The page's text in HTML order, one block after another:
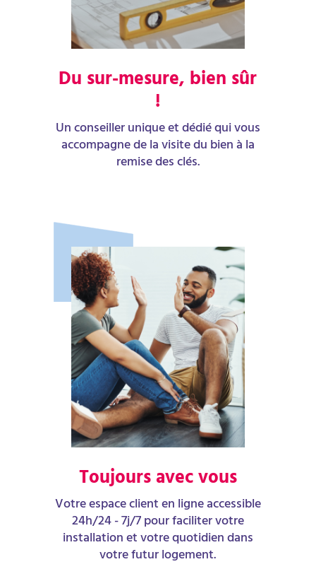
Du sur-mesure, bien sûr
!
Un conseiller unique et dédié qui vous
accompagne de la visite du bien à la
remise des clés.
Toujours avec vous
Votre espace client en ligne accessible
24h/24 - 7j/7 pour faciliter votre
installation et votre quotidien dans
votre futur logement.